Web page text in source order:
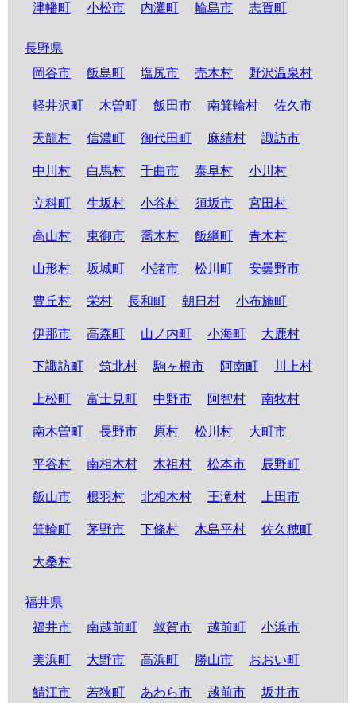
津幡町 小松市 内灘町 輪島市 志賀町
長野県
岡谷市
飯島町 塩尻市 売木村 野沢温泉村
軽井沢町 木曽町 飯田市 南箕輪村 佐久市
天龍村 信濃町 御代田町 麻績村 諏訪市
中川村 白馬村 千曲市 泰阜村 小川村
立科町 生坂村 小谷村 須坂市 宮田村
高山村 東御市 喬木村 飯綱町 青木村
山形村 坂城町 小諸市 松川町 安曇野市
豊丘村 栄村 長和町 朝日村 小布施町
伊那市 高森町 山ノ内町 小海町 大鹿村
下諏訪町 筑北村 駒ヶ根市 阿南町 川上村
上松町 富士見町 中野市 阿智村 南牧村
南木曽町 長野市 原村 松川村 大町市
平谷村 南相木村 木祖村 松本市 辰野町
飯山市 根羽村 北相木村 王滝村 上田市
箕輪町 茅野市 下條村 木島平村 佐久穂町
大桑村
福井県
福井市
南越前町 敦賀市 越前町 小浜市
美浜町 大野市 高浜町 勝山市 おおい町
鯖江市 若狭町 あわら市 越前市 坂井市